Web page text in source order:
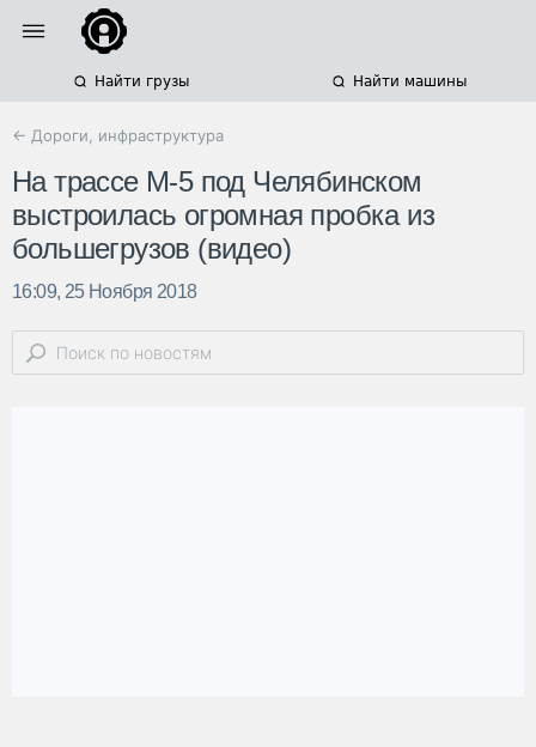
Найти грузы Найти машины
← Дороги, инфраструктура
На трассе М-5 под Челябинском
выстроилась огромная пробка из
большегрузов (видео)
16:09, 25 Ноября 2018